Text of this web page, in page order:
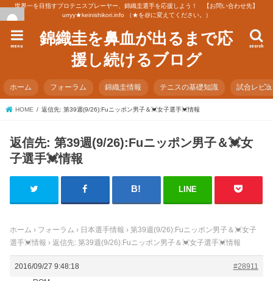
世界一を目指すプロテニスプレーヤー、錦織圭選手を応援しよう！ 【お問い合わせ先】
urryy★keinishikori.info （★を@に変えてください。）
錦織圭を鼻血が出るまで応
援し続けるブログ
search
menu
ホーム フォーラム 錦織圭情報 テニスの基礎知識 試合レビ
HOME 返信先: 第39週(9/26):Fuニッポン男子＆💓女子選手💓情報
返信先: 第39週(9/26):Fuニッポン男子＆💓女
子選手💓情報
LINE
ホーム › フォーラム › 日本選手情報 › 第39週(9/26):Fuニッポン男子＆💓女子
選手💓情報 › 返信先: 第39週(9/26):Fuニッポン男子＆💓女子選手💓情報
2016/09/27 9:48:18
#28911